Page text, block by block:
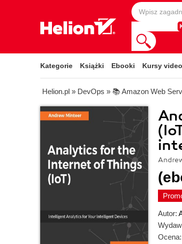
Kategorie Książki Ebooki Kursy video
Helion.pl » DevOps » 📚 Amazon Web
Autor:
Ocena: